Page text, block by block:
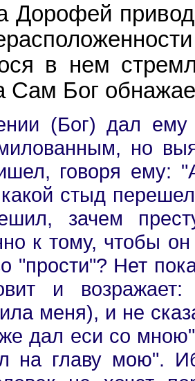
Дорофей
в нем
Сам Бог
(Бог) дал ему
но
говоря ему:
стыд
зачем
к тому, чтобы
"прости"? Нет
и
меня), и не
дал еси со
на главу мою".